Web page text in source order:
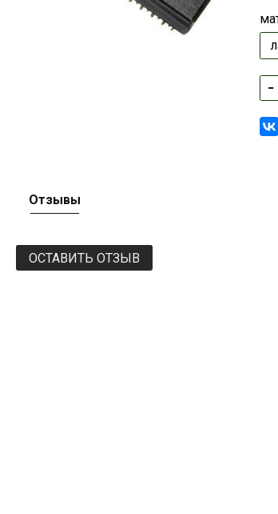
Отзывы
ОСТАВИТЬ ОТЗЫВ